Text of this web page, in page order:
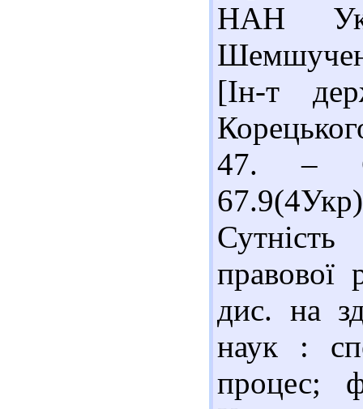
НАН
[Ін-т
47. –
правової
дис. на
наук :
процес;